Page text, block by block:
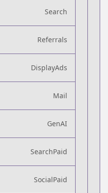
Search
Referrals
DisplayAds
Mail
GenAI
SearchPaid
SocialPaid